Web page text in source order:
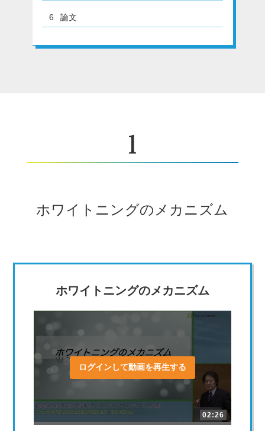
6 論文
1
ホワイトニングのメカニズム
ホワイトニングのメカニズム
ログインして動画を再生する
02:26